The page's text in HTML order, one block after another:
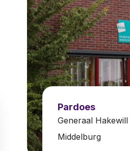
Pardoes
Generaal
Middelburg